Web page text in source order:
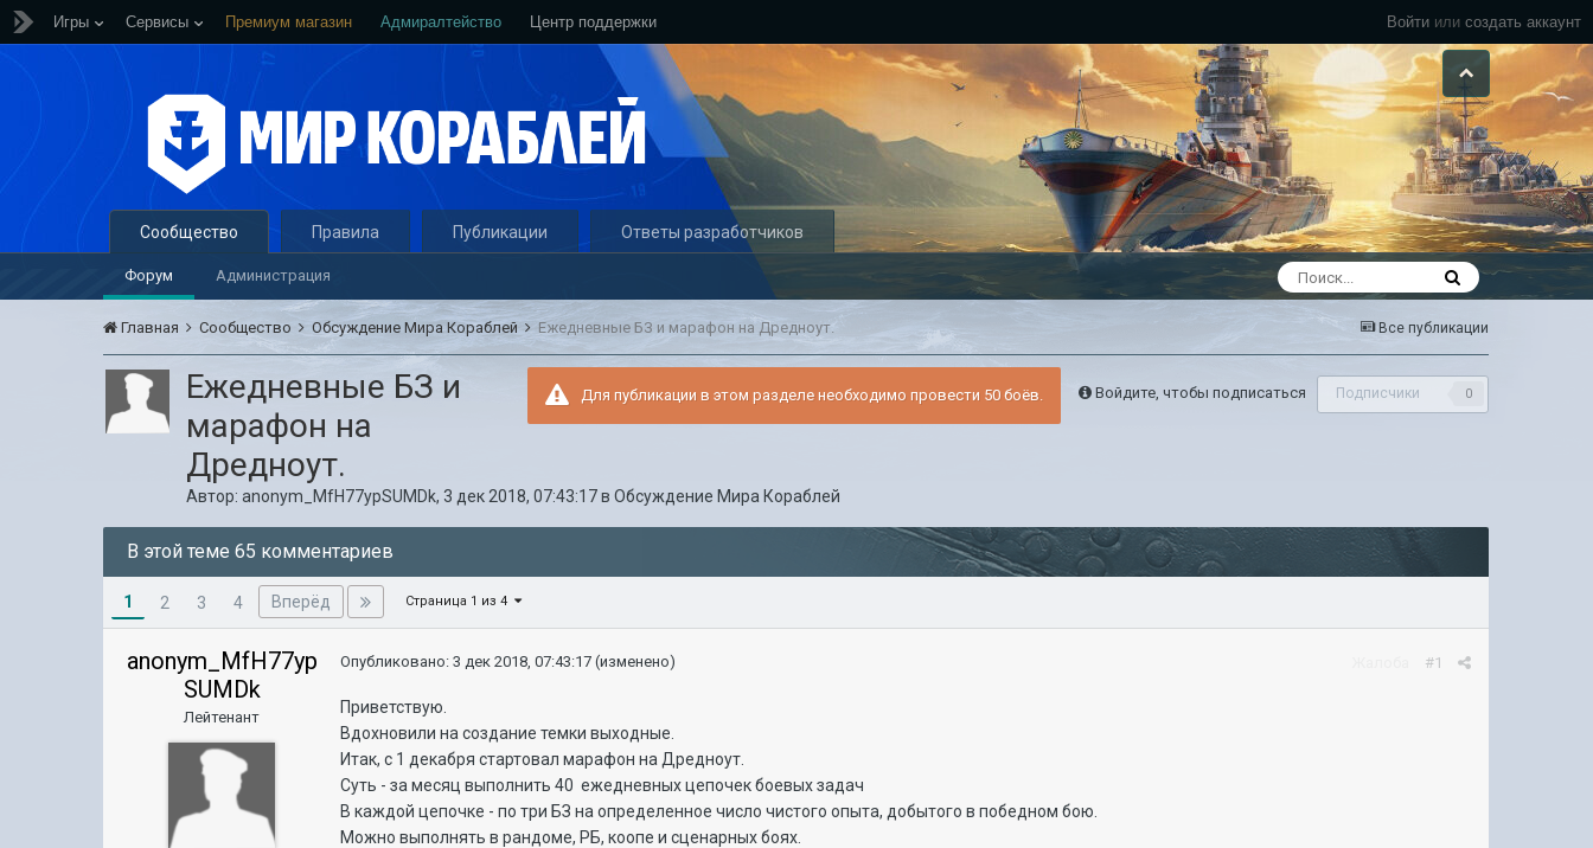
Войти или создать аккаунт
Игры Сервисы Премиум магазин Адмиралтейство Центр поддержки
Сообщество
Форум Администрация
Правила Публикации Ответы разработчиков
Все публикации
Главная Сообщество Обсуждение Мира Кораблей Ежедневные БЗ и марафон на Дредноут.
Войдите, чтобы подписаться Подписчики 0
Для публикации в этом разделе необходимо провести 50 боёв.
Ежедневные БЗ и
марафон на
Дредноут.
Автор:anonym_MfH77ypSUMDk,3 дек 2018, 07:43:17вОбсуждение Мира Кораблей
В этой теме 65 комментариев
1 2 3 4 Вперёд Страница 1 из 4
anonym_MfH77yp
SUMDk
Лейтенант
#1
Опубликовано:3 дек 2018, 07:43:17 (изменено)
Приветствую.
Вдохновили на создание темки выходные.
Итак, с 1 декабря стартовал марафон на Дредноут.
Суть - за месяц выполнить 40 ежедневных цепочек боевых задач
В каждой цепочке - по три БЗ на определенное число чистого опыта, добытого в победном бою.
Можно выполнять в рандоме, РБ, коопе и сценарных боях.